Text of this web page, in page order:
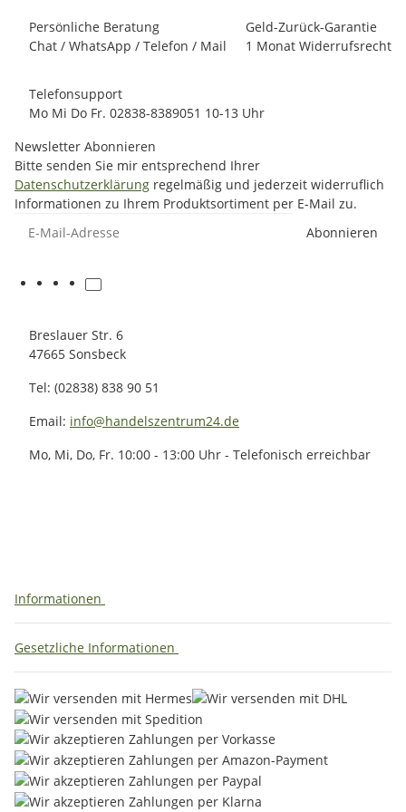
Persönliche Beratung
Chat / WhatsApp / Telefon / Mail
Geld-Zurück-Garantie
1 Monat Widerrufsrecht
Telefonsupport
Mo Mi Do Fr. 02838-8389051 10-13 Uhr
Newsletter Abonnieren
Bitte senden Sie mir entsprechend Ihrer
Datenschutzerklärung regelmäßig und jederzeit widerruflich
Informationen zu Ihrem Produktsortiment per E-Mail zu.
Abonnieren
Breslauer Str. 6
47665 Sonsbeck
Tel: (02838) 838 90 51
Email: info@handelszentrum24.de
Mo, Mi, Do, Fr. 10:00 - 13:00 Uhr - Telefonisch erreichbar
Informationen
Gesetzliche Informationen